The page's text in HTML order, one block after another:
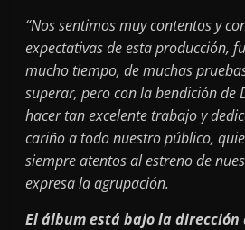
“Nos sentimos muy contentos y
expectativas de esta producción,
mucho tiempo, de muchas
superar, pero con la bendición de
hacer tan excelente trabajo y
cariño a todo nuestro público,
siempre atentos al estreno de
expresa la agrupación.
El álbum está bajo la